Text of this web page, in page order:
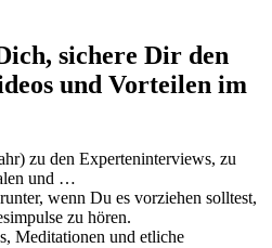
sichere Dir den
und Vorteilen im
zu den Experteninterviews, zu
und …
wenn Du es vorziehen solltest,
zu hören.
Meditationen und etliche